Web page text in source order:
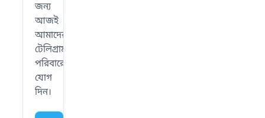
জন্য
আজই
আমাদের
টেলিগ্রাম
পরিবারে
যোগ
দিন।